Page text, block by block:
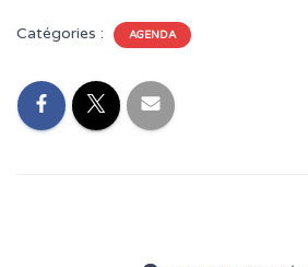
Catégories : AGENDA